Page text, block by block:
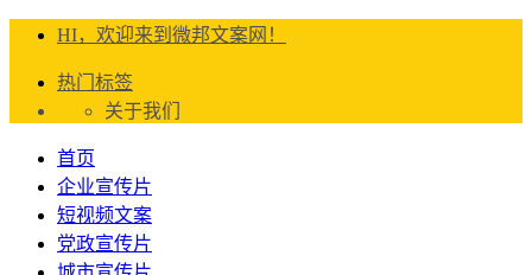
HI，欢迎来到微邦文案网！
热门标签
关于我们
首页
企业宣传片
短视频文案
党政宣传片